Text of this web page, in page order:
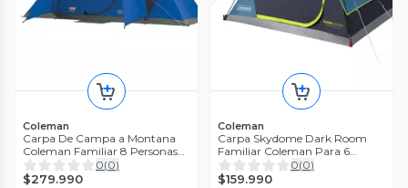
Coleman
Carpa De Campa a Montana
Coleman Familiar 8 Personas
Azul
0(0)
$279.990
Coleman
Carpa Skydome Dark Room
Familiar Coleman Para 6
Personas
0(0)
$159.990